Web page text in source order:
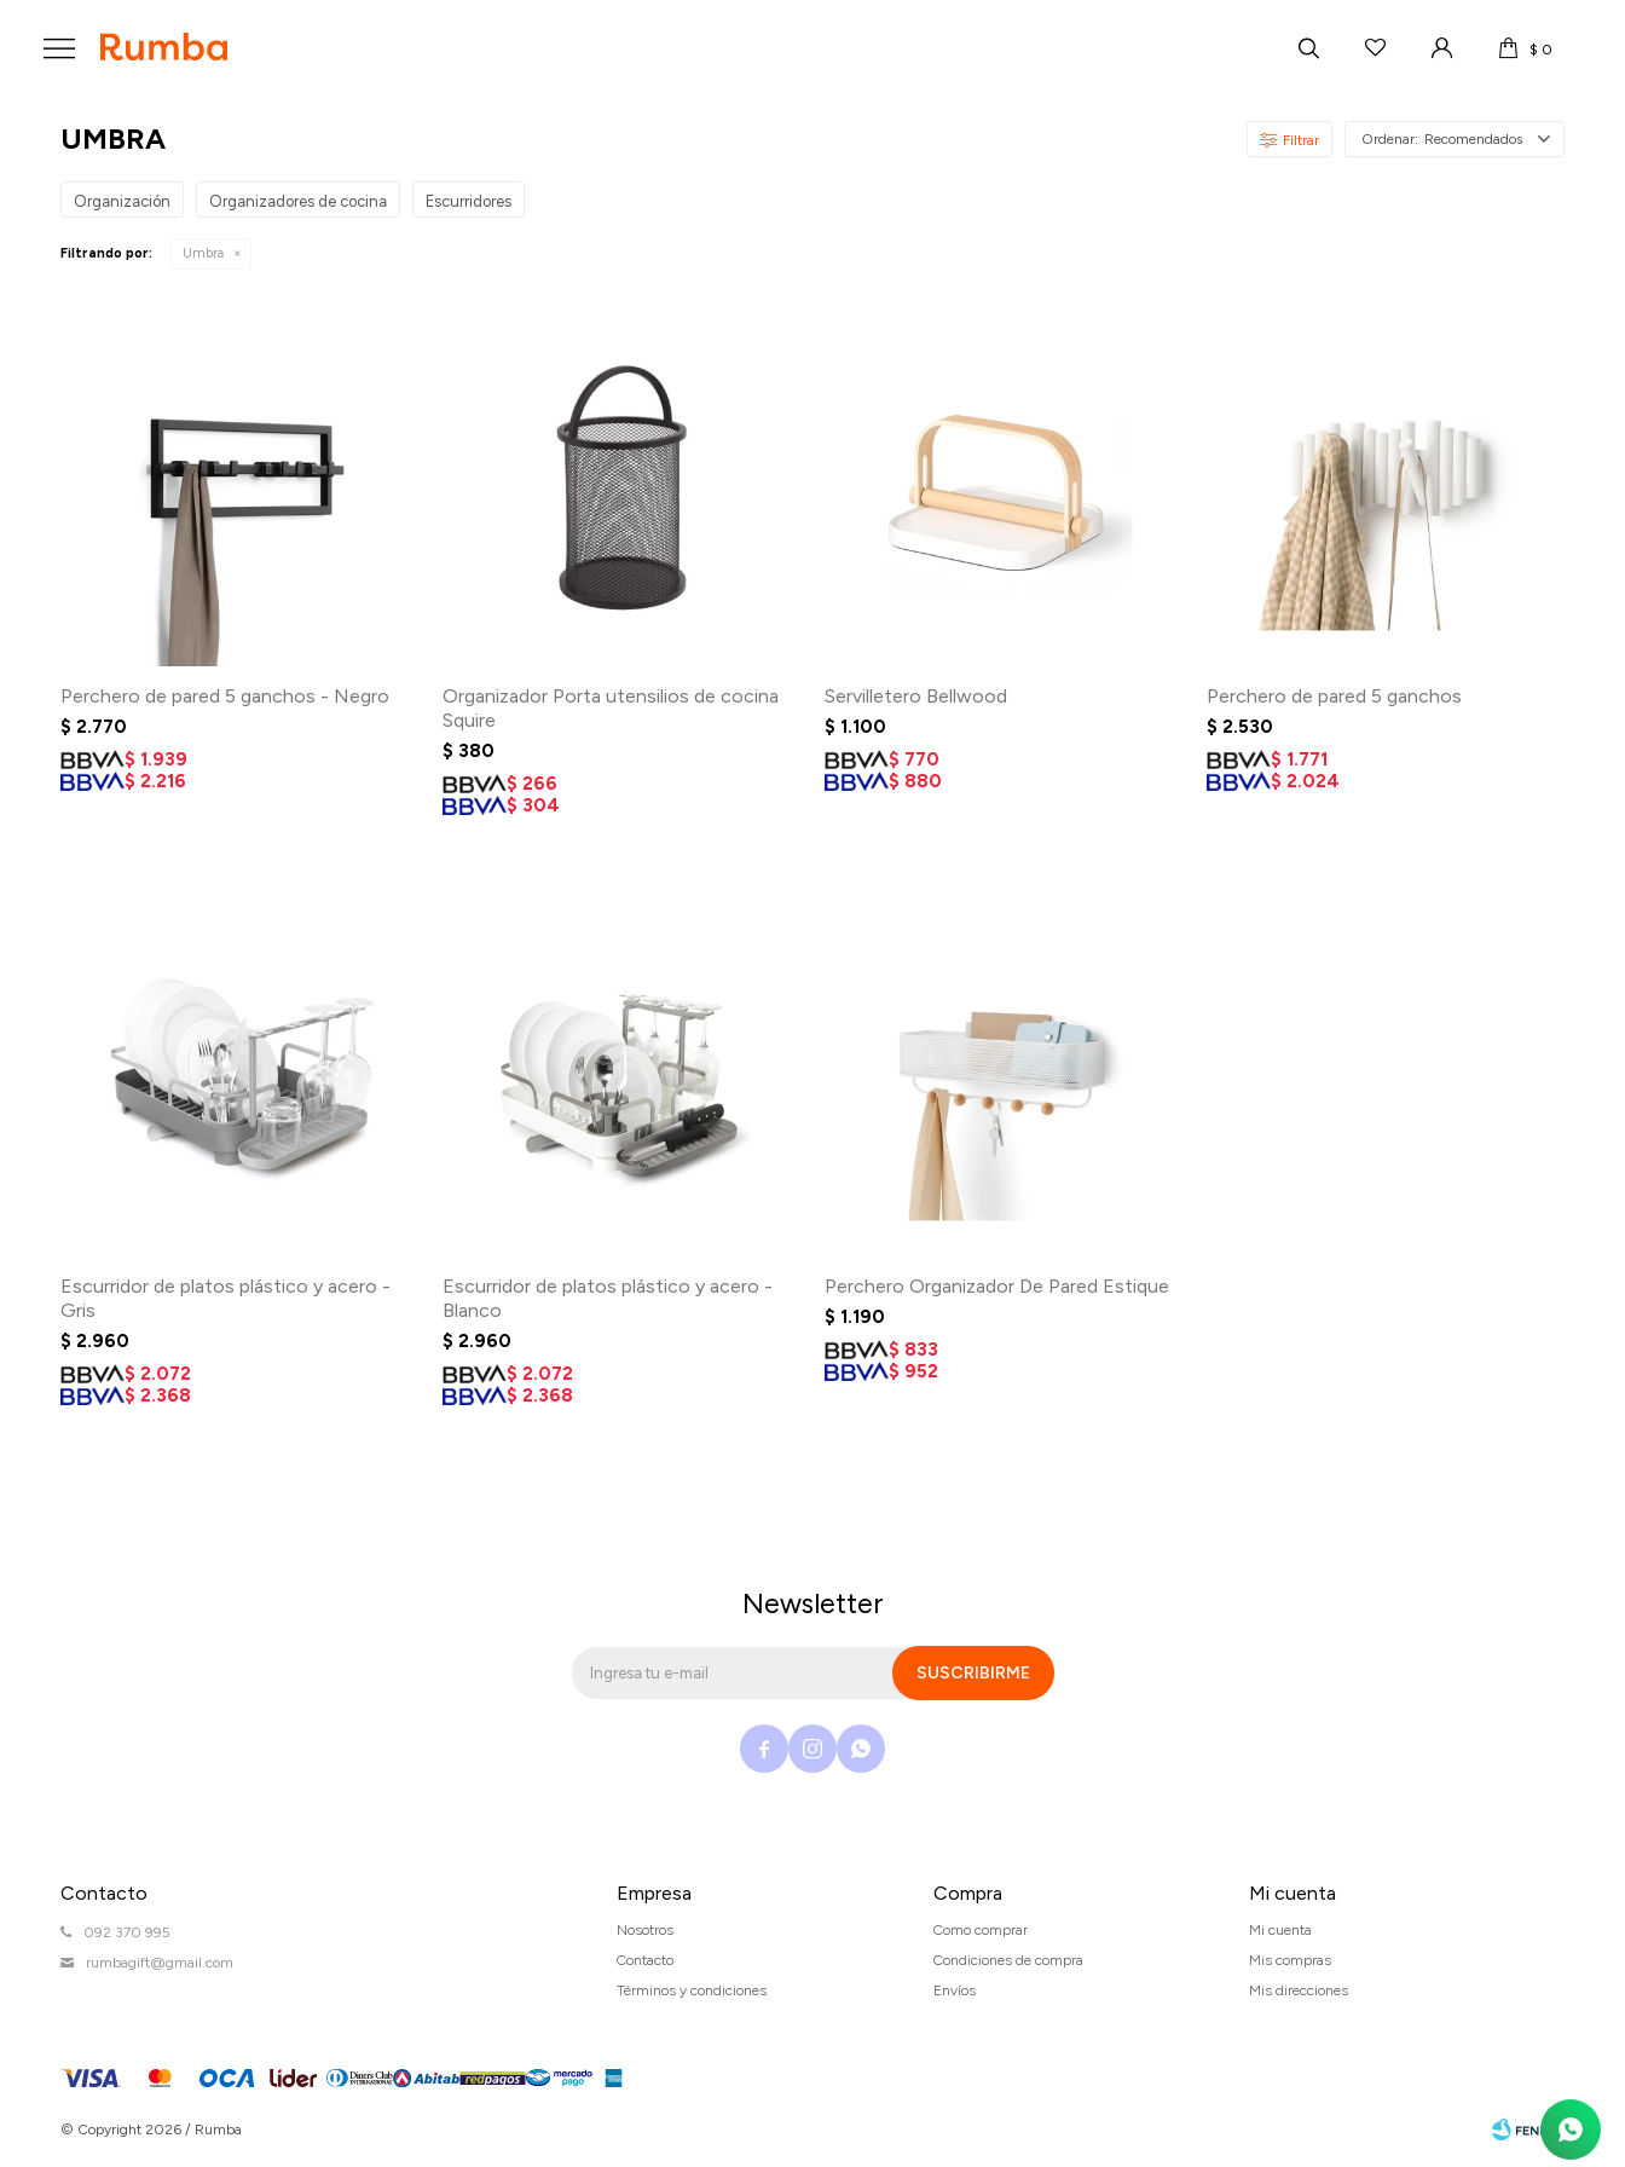
$ 0

UMBRA Recomendados
Organización Organizadores de cocina Escurridores
Filtrando por: Umbra
Perchero de pared 5 ganchos - Negro
$ 2.770
$ 1.939
$ 2.216
Organizador Porta utensilios de cocina
Squire
$ 380
$ 266
$ 304
Servilletero Bellwood
$ 1.100
$ 770
$ 880
Perchero de pared 5 ganchos
$ 2.530
$ 1.771
$ 2.024
Escurridor de platos plástico y acero -
Gris
$ 2.960
$ 2.072
$ 2.368
Escurridor de platos plástico y acero -
Blanco
$ 2.960
$ 2.072
$ 2.368
Perchero Organizador De Pared Estique
$ 1.190
$ 833
$ 952
Contacto
092 370 995
rumbagift@gmail.com
Empresa
Nosotros
Contacto
Términos y condiciones
Compra
Como comprar
Condiciones de compra
Envíos
Mi cuenta
Mi cuenta
Mis compras
Mis direcciones
Newsletter
SUSCRIBIRME
  
© Copyright 2026 / Rumba